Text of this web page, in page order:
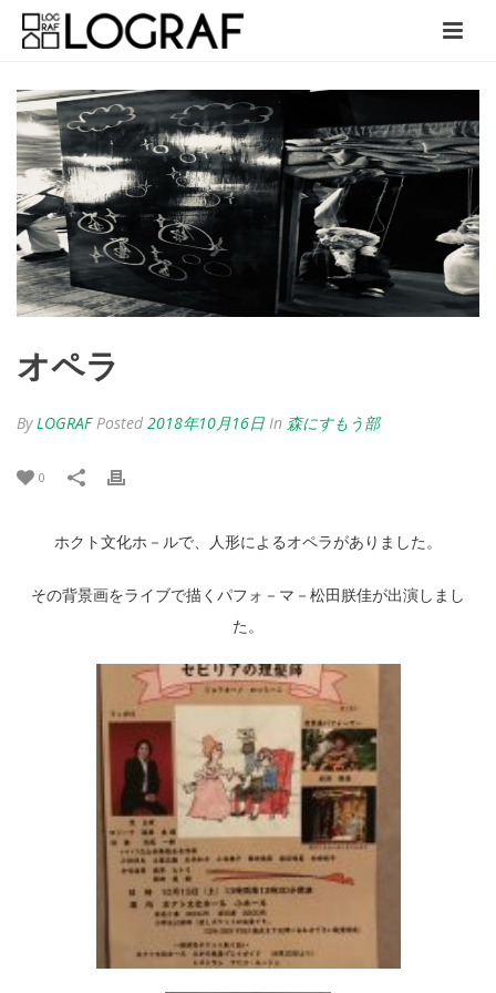
オペラ
ByLOGRAF Posted 2018年10月16日 In 森にすもう部
0
ホクト文化ホ－ルで、人形によるオペラがありました。
その背景画をライブで描くパフォ－マ－松田朕佳が出演しまし
た。